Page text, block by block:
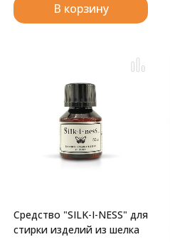
В корзину
Средство "SILK-I-NESS" для
стирки изделий из шелка